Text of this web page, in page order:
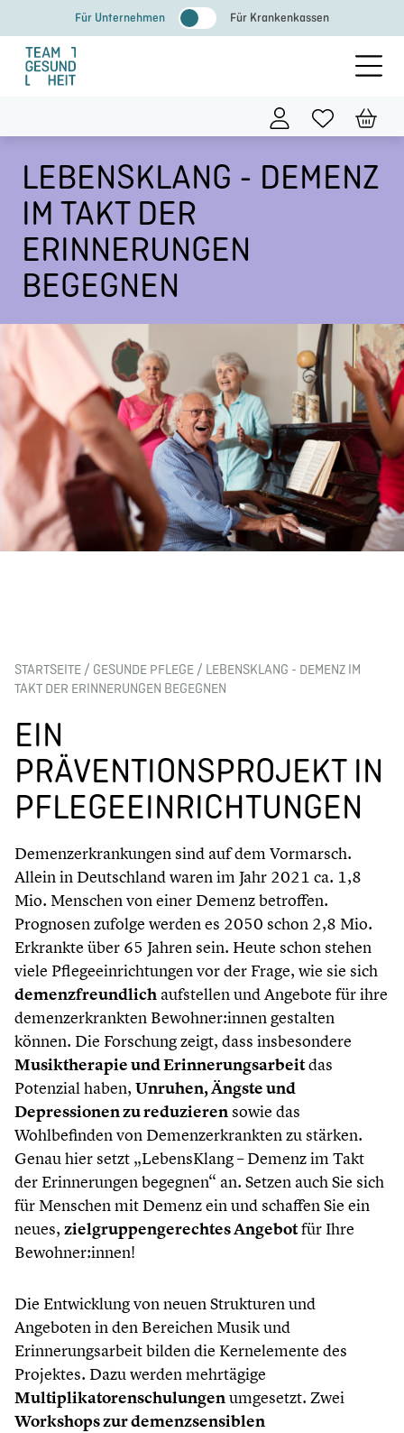
Inhalt
springen
Für Unternehmen Für Krankenkassen
LEBENSKLANG - DEMENZ
IM TAKT DER
ERINNERUNGEN
BEGEGNEN
STARTSEITE / GESUNDE PFLEGE / LEBENSKLANG - DEMENZ IM
TAKT DER ERINNERUNGEN BEGEGNEN
EIN
PRÄVENTIONSPROJEKT IN
PFLEGEEINRICHTUNGEN
Demenzerkrankungen sind auf dem Vormarsch.
Allein in Deutschland waren im Jahr 2021 ca. 1,8
Mio. Menschen von einer Demenz betroffen.
Prognosen zufolge werden es 2050 schon 2,8 Mio.
Erkrankte über 65 Jahren sein. Heute schon stehen
viele Pflegeeinrichtungen vor der Frage, wie sie sich
demenzfreundlich aufstellen und Angebote für ihre
demenzerkrankten Bewohner:innen gestalten
können. Die Forschung zeigt, dass insbesondere
Musiktherapie und Erinnerungsarbeitdas
Potenzial haben, Unruhen, Ängste und
Depressionen zu reduzierensowie das
Wohlbefinden von Demenzerkrankten zu stärken.
Genau hier setzt „LebensKlang – Demenz im Takt
der Erinnerungen begegnen“ an. Setzen auch Sie sich
für Menschen mit Demenz ein und schaffen Sie ein
neues, zielgruppengerechtes Angebotfür Ihre
Bewohner:innen!
Die Entwicklung von neuen Strukturen und
Angeboten in den Bereichen Musik und
Erinnerungsarbeit bilden die Kernelemente des
Projektes. Dazu werden mehrtägige
Multiplikatorenschulungenumgesetzt. Zwei
Workshops zur demenzsensiblen